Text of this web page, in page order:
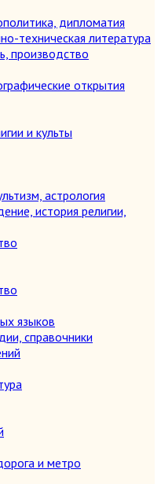
дипломатия
техническая литература
производство
открытия
и культы
астрология
история религии,
языков
справочники
и метро